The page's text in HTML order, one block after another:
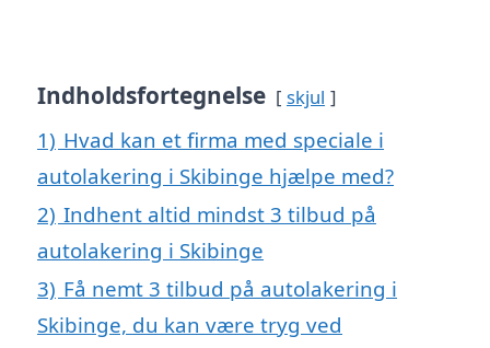
Indholdsfortegnelse skjul
1) Hvad kan et firma med speciale i
autolakering i Skibinge hjælpe med?
2) Indhent altid mindst 3 tilbud på
autolakering i Skibinge
3) Få nemt 3 tilbud på autolakering i
Skibinge, du kan være tryg ved